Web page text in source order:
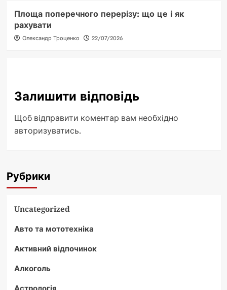
Площа поперечного перерізу: що це і як
рахувати
Олександр Троценко 22/07/2026
Залишити відповідь
Щоб відправити коментар вам необхідно
авторизуватись.
Рубрики
Uncategorized
Авто та мототехніка
Активний відпочинок
Алкоголь